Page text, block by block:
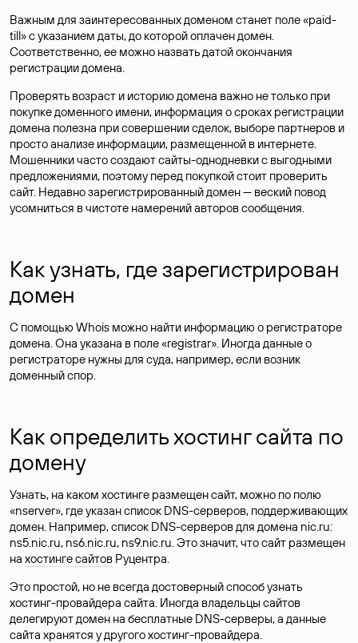
Важным для заинтересованных доменом станет поле «paid-
till» с указанием даты, до которой оплачен домен.
Соответственно, ее можно назвать датой окончания
регистрации домена.
Проверять возраст и историю домена важно не только при
покупке доменного имени, информация о сроках регистрации
домена полезна при совершении сделок, выборе партнеров и
просто анализе информации, размещенной в интернете.
Мошенники часто создают сайты-однодневки с выгодными
предложениями, поэтому перед покупкой стоит проверить
сайт. Недавно зарегистрированный домен — веский повод
усомниться в чистоте намерений авторов сообщения.
Как узнать, где зарегистрирован
домен
С помощью Whois можно найти информацию о регистраторе
домена. Она указана в поле «registrar». Иногда данные о
регистраторе нужны для суда, например, если возник
доменный спор.
Как определить хостинг сайта по
домену
Узнать, на каком хостинге размещен сайт, можно по полю
«nserver», где указан список DNS-серверов, поддерживающих
домен. Например, список DNS-серверов для домена nic.ru:
ns5.nic.ru, ns6.nic.ru, ns9.nic.ru. Это значит, что сайт размещен
на хостинге сайтов Руцентра.
Это простой, но не всегда достоверный способ узнать
хостинг-провайдера сайта. Иногда владельцы сайтов
делегируют домен на бесплатные DNS-серверы, а данные
сайта хранятся у другого хостинг-провайдера.